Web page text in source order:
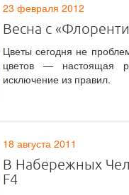
23 февраля 2012
Весна с
Цветы сегодня не
цветов — настоящая
исключение из правил.
18 августа 2011
В Набережных
F4